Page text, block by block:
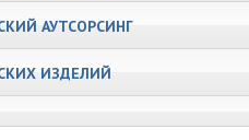
АУТСОРСИНГ
ИЗДЕЛИЙ